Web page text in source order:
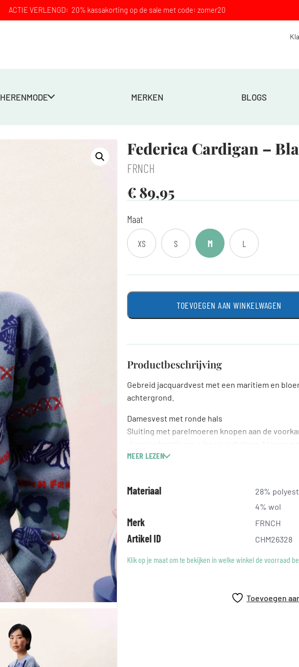
ACTIE VERLENGD: 20% kassakorting op de sale met code: zomer20
HERENMODE MERKEN BLOGS
Federica Cardigan –
FRNCH
€ 89,95
Maat
XS S M L
TOEVOEGEN AAN WINKELWAGEN
Productbeschrijving
Gebreid jacquardvest met een maritiem en
achtergrond.
Damesvest met ronde hals
Sluiting met parelmoeren knopen aan de
Kleuren: blauw, groen, rood en grijs op een
MEER LEZEN
Materiaal
28%
4% wol
Merk FRNCH
Artikel ID CHM26328
Klik op je maat om te bekijken in welke winkel de voorraad
Toevoegen